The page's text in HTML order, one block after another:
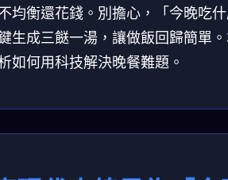
均衡還花錢。別擔心，「今晚吃
生成三餸一湯，讓做飯回歸簡單
如何用科技解決晚餐難題。